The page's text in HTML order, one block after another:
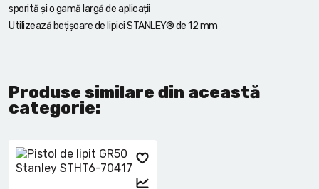
sporită și o gamă largă de aplicații
Utilizează bețișoare de lipici STANLEY® de 12 mm
Produse similare din această
categorie: